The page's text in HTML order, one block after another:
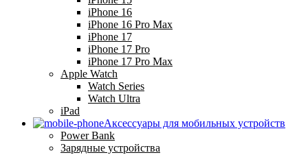
iPhone 16
iPhone 16 Pro Max
iPhone 17
iPhone 17 Pro
iPhone 17 Pro Max
Apple Watch
Watch Series
Watch Ultra
iPad
Аксессуары для мобильных устройств
Power Bank
Зарядные устройства